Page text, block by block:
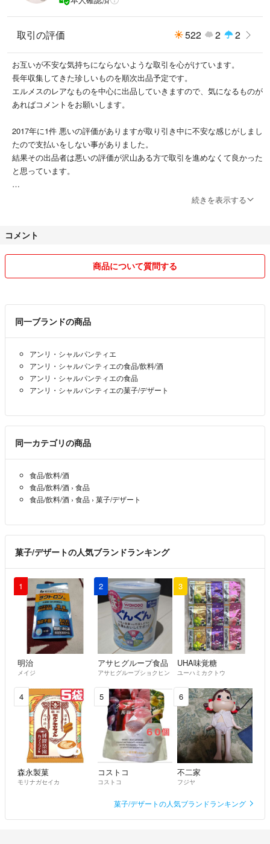
取引の評価 522 2 2
お互いが不安な気持ちにならないような取引を心がけています。
長年収集してきた珍しいものを順次出品予定です。
エルメスのレアなものを中心に出品していきますので、気になるものが
あればコメントをお願いします。
2017年に1件 悪いの評価がありますが取り引き中に不安な感じがしまし
たので支払いをしない事がありました。
結果その出品者は悪いの評価が沢山ある方で取引を進めなくて良かった
と思っています。
2025年5月に1件 悪いの評価がありますが、本物の商品を送ったのに偽
発送は愛知と実家の京都のどちらから発送させていただきます。
すり替え防止のため、返品返金はお断りしております。
宜しくお願い致します。
続きを表示する
コメント
商品について質問する
同一ブランドの商品
アンリ・シャルパンティエ
アンリ・シャルパンティエの食品/飲料/酒
アンリ・シャルパンティエの食品
アンリ・シャルパンティエの菓子/デザート
同一カテゴリの商品
食品/飲料/酒
食品/飲料/酒 › 食品
食品/飲料/酒 › 食品 › 菓子/デザート
菓子/デザートの人気ブランドランキング
1
明治
メイジ
2
アサヒグループ食品
アサヒグループショクヒン
3
UHA味覚糖
ユーハミカクトウ
4
森永製菓
モリナガセイカ
5
コストコ
コストコ
6
不二家
フジヤ
菓子/デザートの人気ブランドランキング